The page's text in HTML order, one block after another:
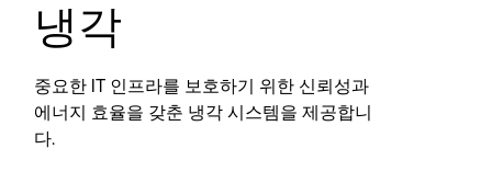
냉각
중요한 IT 인프라를 보호하기 위한 신뢰성과
에너지 효율을 갖춘 냉각 시스템을 제공합니
다.